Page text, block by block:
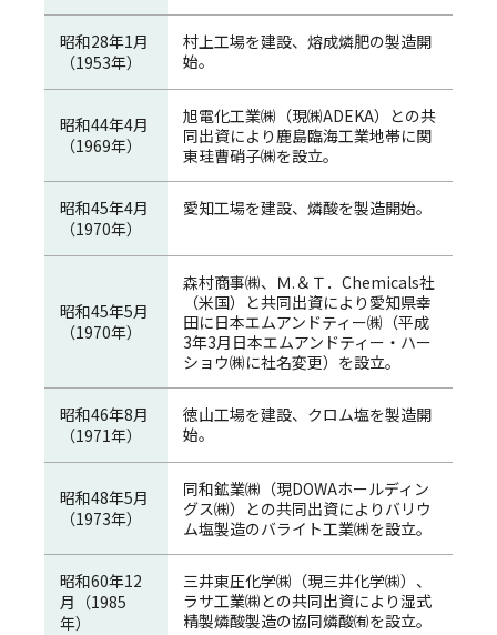
昭和28年1月
（1953年）
村上工場を建設、熔成燐肥の製造開
始。
昭和44年4月
（1969年）
旭電化工業㈱（現㈱ADEKA）との共
同出資により鹿島臨海工業地帯に関
東珪曹硝子㈱を設立。
昭和45年4月
（1970年）
愛知工場を建設、燐酸を製造開始。
昭和45年5月
（1970年）
森村商事㈱、Ｍ.＆Ｔ．Chemicals社
（米国）と共同出資により愛知県幸
田に日本エムアンドティー㈱（平成
3年3月日本エムアンドティー・ハー
ショウ㈱に社名変更）を設立。
昭和46年8月
（1971年）
徳山工場を建設、クロム塩を製造開
始。
昭和48年5月
（1973年）
同和鉱業㈱（現DOWAホールディン
グス㈱）との共同出資によりバリウ
ム塩製造のバライト工業㈱を設立。
昭和60年12
月（1985
年）
三井東圧化学㈱（現三井化学㈱）、
ラサ工業㈱との共同出資により湿式
精製燐酸製造の協同燐酸㈲を設立。